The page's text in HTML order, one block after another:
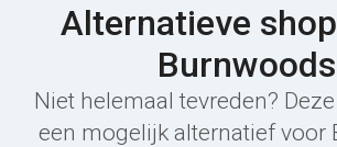
Alternatieve
Burnwoods
Niet helemaal tevreden?
een mogelijk alternatief voor